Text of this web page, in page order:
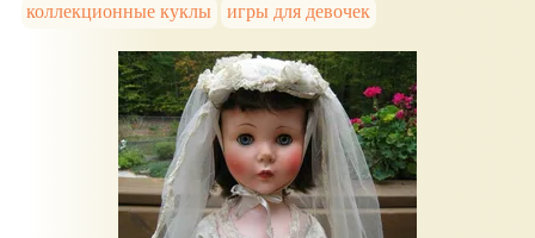
коллекционные куклы
игры для девочек